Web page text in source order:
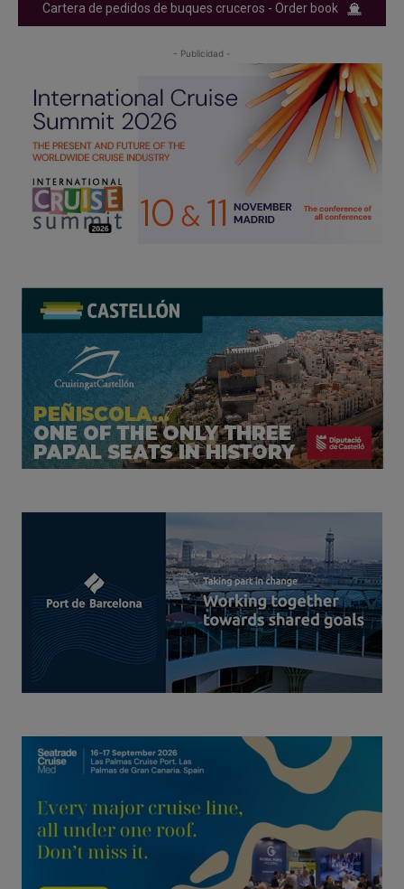
Cartera de pedidos de buques cruceros - Order book
- Publicidad -